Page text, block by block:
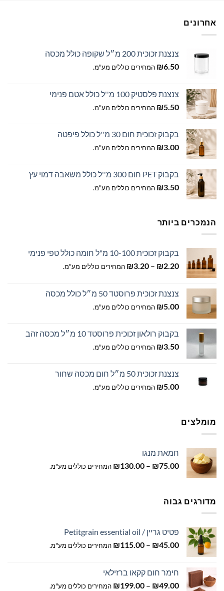
ניתן
לבחור
האפשרויות
המוצר
האפשרויות
בעמוד
אחרונים
צנצנת זכוכית 200 מ״ל שקופה כולל מכסה
₪6.50 המחירים כוללים מע"מ.
צנצנת פלסטיק 100 מ''ל כולל אטם פנימי
₪5.50 המחירים כוללים מע"מ.
בקבוק זכוכית חום 30 מ''ל כולל פיפטה
₪3.00 המחירים כוללים מע"מ.
בקבוק PET חום 300 מ''ל כולל משאבה דמוי עץ
₪3.50 המחירים כוללים מע"מ.
הנמכרים ביותר
בקבוק זכוכית 10-100 מ"ל חומה כולל טפי פנימי
₪2.20
–
₪3.20
טווח
עד
המחירים כוללים מע"מ.
צנצנת זכוכית פרוסטד 50 מ״ל כולל מכסה
₪5.00 המחירים כוללים מע"מ.
בקבוק רולאון זכוכית פרוסטד 10 מ״ל מכסה זהב
₪3.50 המחירים כוללים מע"מ.
צנצנת זכוכית 50 מ״ל חום מכסה שחור
₪5.00 המחירים כוללים מע"מ.
מומלצים
חמאת מנגו
₪75.00
–
₪130.00
טווח
המחירים כוללים מע"מ.
מדורגים גבוה
פטיט גריין / Petitgrain essential oil
₪45.00
–
₪115.00
טווח
עד
המחירים כוללים מע"מ.
חימר חום קקאו ברזילאי
₪49.00
–
₪199.00
טווח
המחירים כוללים מע"מ.